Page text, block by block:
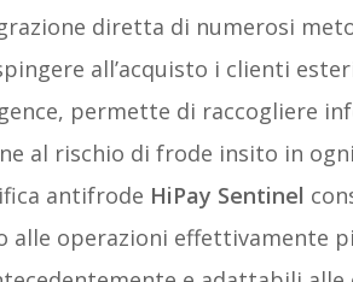
diretta di numerosi
all’acquisto i clienti
permette di raccogliere
al rischio di frode insito in
antifrode HiPay Sentinel
operazioni effettivamente